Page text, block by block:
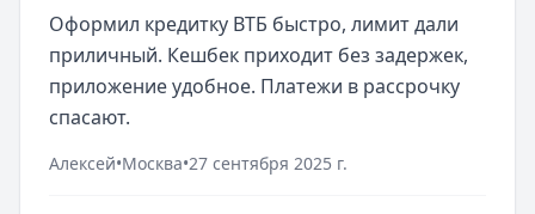
Оформил кредитку ВТБ быстро, лимит дали
приличный. Кешбек приходит без задержек,
приложение удобное. Платежи в рассрочку
спасают.
Алексей•Москва•27 сентября 2025 г.